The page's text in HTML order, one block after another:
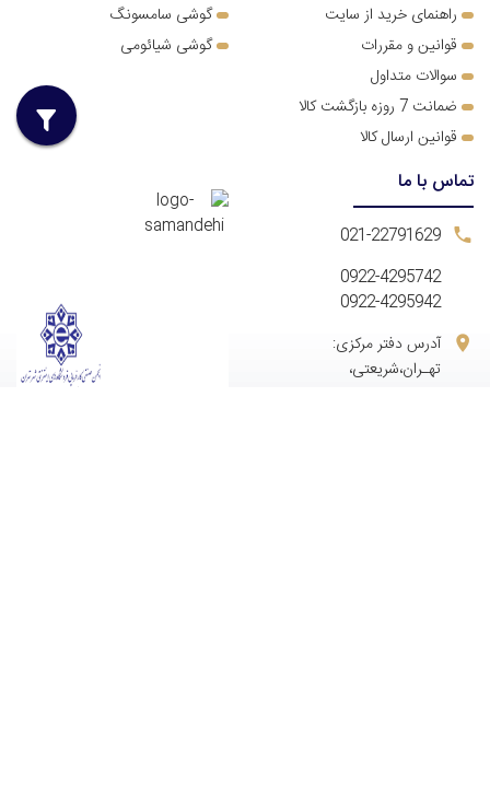
تماس با ما
021-22791629
0922-4295742
0922-4295942
آدرس دفتر مرکزی:
تهـران،شریعتی،
راهنمای خرید از سایت
قوانین و مقررات
سوالات متداول
ضمانت 7 روزه بازگشت کالا
قوانین ارسال کالا
گوشی سامسونگ
گوشی شیائومی